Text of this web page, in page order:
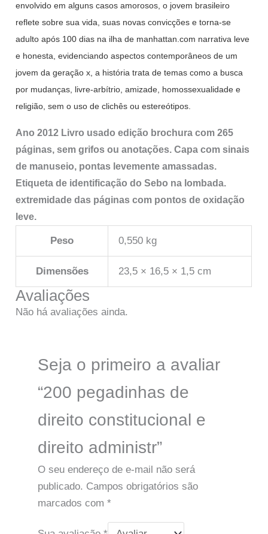
envolvido em alguns casos amorosos, o jovem brasileiro
reflete sobre sua vida, suas novas convicções e torna-se
adulto após 100 dias na ilha de manhattan.com narrativa leve
e honesta, evidenciando aspectos contemporâneos de um
jovem da geração x, a história trata de temas como a busca
por mudanças, livre-arbítrio, amizade, homossexualidade e
religião, sem o uso de clichês ou estereótipos.
Ano 2012 Livro usado edição brochura com 265
páginas, sem grifos ou anotações. Capa com sinais
de manuseio, pontas levemente amassadas.
Etiqueta de identificação do Sebo na lombada.
extremidade das páginas com pontos de oxidação
leve.
Peso 0,550 kg
Dimensões 23,5 × 16,5 × 1,5 cm
Avaliações
Não há avaliações ainda.
Seja o primeiro a avaliar
“200 pegadinhas de
direito constitucional e
direito administr”
O seu endereço de e-mail não será
publicado. Campos obrigatórios são
marcados com *